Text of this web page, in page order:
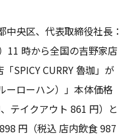
央区、代表取締役社長：
11 時から全国の吉野家店
SPICY CURRY 魯珈」が
ーローハン）」本体価格
テイクアウト 861 円）と
円（税込 店内飲食 987